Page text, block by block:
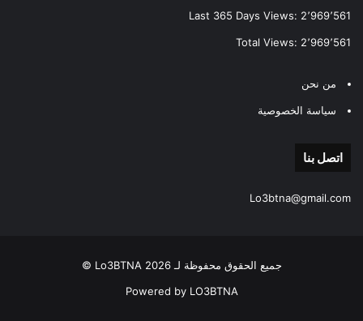
Last 365 Days Views: 2٬969٬561
Total Views: 2٬969٬561
من نحن
سياسة الخصوصية
اتصل بنا
Lo3btna@gmail.com
جميع الحقوق محفوظة لـ Lo3BTNA 2026 ©
Powered by LO3BTNA